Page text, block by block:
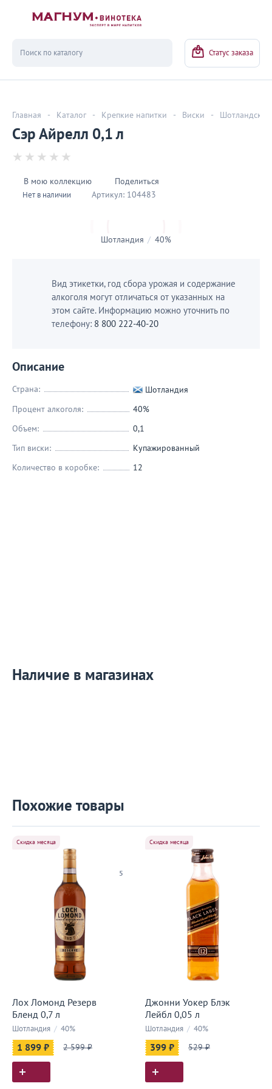
Статус заказа
Главная - Каталог - Крепкие напитки - Виски - Шотландский
Сэр Айрелл 0,1 л
В мою коллекцию Поделиться
Нет в наличии Артикул: 104483
Шотландия / 40%
Вид этикетки, год сбора урожая и содержание
алкоголя могут отличаться от указанных на
этом сайте. Информацию можно уточнить по
телефону: 8 800 222-40-20
Описание
Страна:
Шотландия
Процент алкоголя:
40%
Объем:
0,1
Тип виски:
Купажированный
Количество в коробке:
12
Наличие в магазинах
Похожие товары
5
Скидка месяца
Лох Ломонд Резерв
Бленд 0,7 л
Шотландия / 40%
1 899 ₽ 2 599 ₽
Скидка месяца
Джонни Уокер Блэк
Лейбл 0,05 л
Шотландия / 40%
399 ₽ 529 ₽